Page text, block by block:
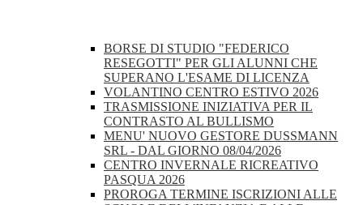
BORSE DI STUDIO "FEDERICO
RESEGOTTI" PER GLI ALUNNI CHE
SUPERANO L'ESAME DI LICENZA
VOLANTINO CENTRO ESTIVO 2026
TRASMISSIONE INIZIATIVA PER IL
CONTRASTO AL BULLISMO
MENU' NUOVO GESTORE DUSSMANN
SRL - DAL GIORNO 08/04/2026
CENTRO INVERNALE RICREATIVO
PASQUA 2026
PROROGA TERMINE ISCRIZIONI ALLE